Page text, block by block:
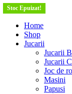
Home
Shop
Jucarii
Jucarii
Jucarii
Joc de
Masini
Papusi
Stoc Epuizat!
Stoc Epuizat!
Stoc Epuizat!
Stoc Epuizat!
Stoc Epuizat!
Stoc Epuizat!
Stoc Epuizat!
Stoc Epuizat!
Stoc Epuizat!
Stoc Epuizat!